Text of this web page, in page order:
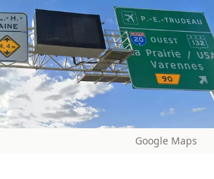
Google Maps